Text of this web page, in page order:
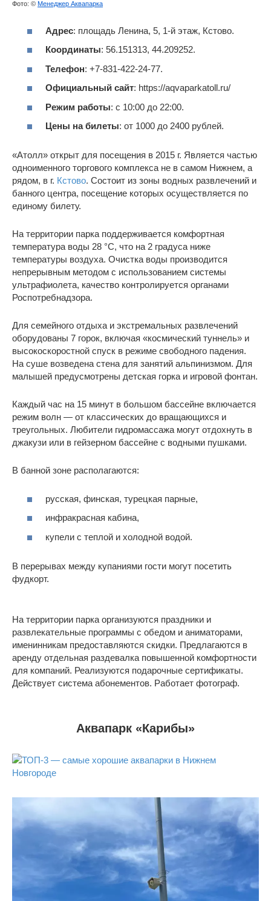
Фото: © Менеджер Аквапарка
Адрес: площадь Ленина, 5, 1-й этаж, Кстово.
Координаты: 56.151313, 44.209252.
Телефон: +7-831-422-24-77.
Официальный сайт: https://aqvaparkatoll.ru/
Режим работы: с 10:00 до 22:00.
Цены на билеты: от 1000 до 2400 рублей.
«Атолл» открыт для посещения в 2015 г. Является частью
одноименного торгового комплекса не в самом Нижнем, а
рядом, в г. Кстово. Состоит из зоны водных развлечений и
банного центра, посещение которых осуществляется по
единому билету.
На территории парка поддерживается комфортная
температура воды 28 °C, что на 2 градуса ниже
температуры воздуха. Очистка воды производится
непрерывным методом с использованием системы
ультрафиолета, качество контролируется органами
Роспотребнадзора.
Для семейного отдыха и экстремальных развлечений
оборудованы 7 горок, включая «космический туннель» и
высокоскоростной спуск в режиме свободного падения.
На суше возведена стена для занятий альпинизмом. Для
малышей предусмотрены детская горка и игровой фонтан.
Каждый час на 15 минут в большом бассейне включается
режим волн — от классических до вращающихся и
треугольных. Любители гидромассажа могут отдохнуть в
джакузи или в гейзерном бассейне с водными пушками.
В банной зоне располагаются:
русская, финская, турецкая парные,
инфракрасная кабина,
купели с теплой и холодной водой.
В перерывах между купаниями гости могут посетить
фудкорт.
На территории парка организуются праздники и
развлекательные программы с обедом и аниматорами,
именинникам предоставляются скидки. Предлагаются в
аренду отдельная раздевалка повышенной комфортности
для компаний. Реализуются подарочные сертификаты.
Действует система абонементов. Работает фотограф.
Аквапарк «Карибы»